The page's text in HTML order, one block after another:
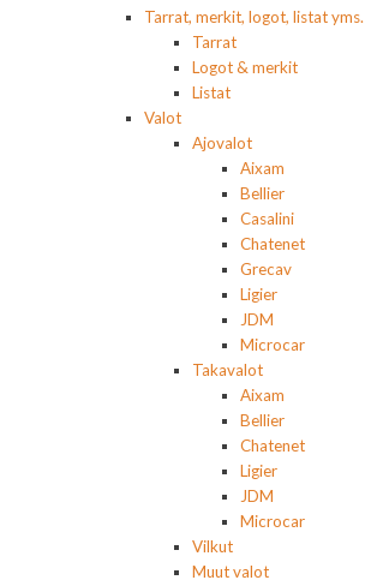
Tarrat, merkit, logot, listat yms.
Tarrat
Logot & merkit
Listat
Valot
Ajovalot
Aixam
Bellier
Casalini
Chatenet
Grecav
Ligier
JDM
Microcar
Takavalot
Aixam
Bellier
Chatenet
Ligier
JDM
Microcar
Vilkut
Muut valot